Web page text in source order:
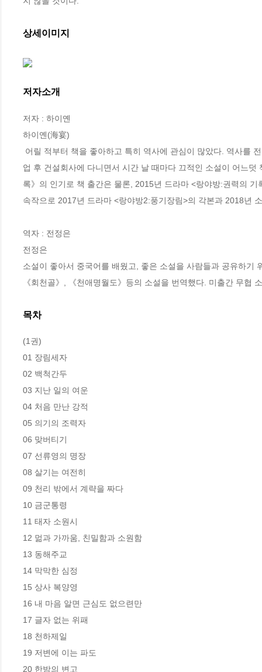
상세이미지
저자소개
저자 : 하이옌
하이옌(海宴)
업 후 건설회사에 다니면서 시간 날 때마다 끄적인 소설이 어느
록》의 인기로 책 출간은 물론, 2015년 드라마 <랑야방:권력의
속작으로 2017년 드라마 <랑야방2:풍기장림>의 각본과 2018년
역자 : 전정은
전정은
소설이 좋아서 중국어를 배웠고, 좋은 소설을 사람들과 공유하기
《회천골》, 《천애명월도》등의 소설을 번역했다. 미출간 무협
목차
(1권)
01 장림세자
02 백척간두
03 지난 일의 여운
04 처음 만난 강적
05 의기의 조력자
06 맞버티기
07 선류영의 명장
08 살기는 여전히
09 천리 밖에서 계략을 짜다
10 금군통령
11 태자 소원시
12 멂과 가까움, 친밀함과 소원함
13 동해주교
14 막막한 심정
15 상사 복양영
16 내 마음 알면 근심도 없으련만
17 글자 없는 위패
18 천하제일
19 저변에 이는 파도
20 한밤의 변고